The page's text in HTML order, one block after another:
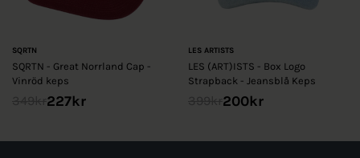
SQRTN
SQRTN - Great Norrland Cap -
Vinröd keps
227kr
LES ARTISTS
LES (ART)ISTS - Box Logo
Strapback - Jeansblå Keps
200kr